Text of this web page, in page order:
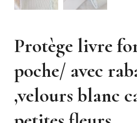
Protège livre
poche/ avec
,velours blanc